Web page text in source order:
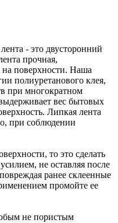
- это двусторонний
прочная,
на поверхности. Наша
полиуретанового клея,
при многократном
вес бытовых
Липкая лента
при соблюдении
то это сделать
не оставляя после
ранее склеенные
промойте ее
не пористым